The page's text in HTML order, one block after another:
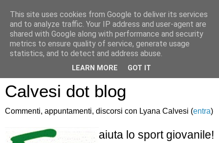
Atletica Sandro
Calvesi dot blog
Commenti, appuntamenti, discorsi con Lyana Calvesi (entra)
aiuta lo sport giovanile!
This site uses cookies from Google to deliver its services
and to analyze traffic. Your IP address and user-agent are
shared with Google along with performance and security
metrics to ensure quality of service, generate usage
statistics, and to detect and address abuse.
LEARN MORE GOT IT